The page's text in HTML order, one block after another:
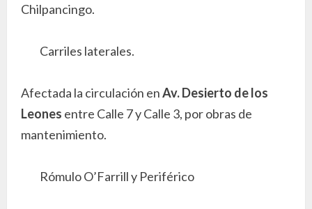
Chilpancingo.
Carriles laterales.
Afectada la circulación enAv. Desierto de los
Leones entre Calle 7 y Calle 3, por obras de
mantenimiento.
Rómulo O’Farrill y Periférico